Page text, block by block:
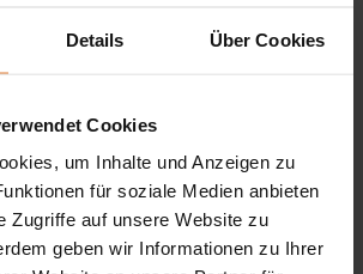
Details Über Cookies
Cookies
um Inhalte und Anzeigen zu
für soziale Medien anbieten
Zugriffe auf unsere Website zu
geben wir Informationen zu Ihrer
mit großzügigem Stauraum,
und hochwertiger Verarbeitung.
– stilvoll, funktional und